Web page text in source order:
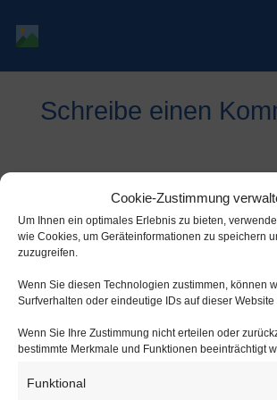
Cookie-Zustimmung
Um Ihnen ein optimales Erlebnis zu bieten,
wie Cookies, um Geräteinformationen zu speichern
zuzugreifen.
Wenn Sie diesen Technologien zustimmen, können
Surfverhalten oder eindeutige IDs auf dieser
Wenn Sie Ihre Zustimmung nicht erteilen oder
bestimmte Merkmale und Funktionen beeinträchtigt
Funktional
Schreibe einen
Deine E-Mail-Adresse wird nicht
veröffentlicht. Erforderliche
markiert